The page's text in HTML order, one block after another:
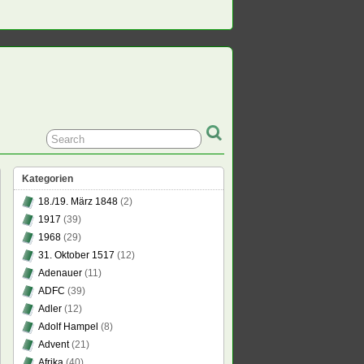
Kategorien
18./19. März 1848 (2)
1917 (39)
1968 (29)
31. Oktober 1517 (12)
Adenauer (11)
ADFC (39)
Adler (12)
Adolf Hampel (8)
Advent(21)